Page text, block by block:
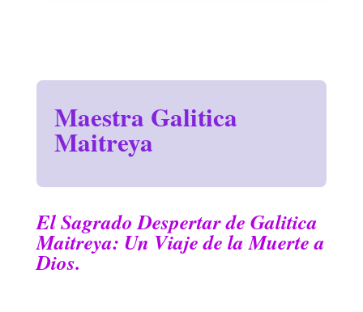
Maestra Galitica
Maitreya
El Sagrado Despertar de Galitica
Maitreya: Un Viaje de la Muerte a
Dios.